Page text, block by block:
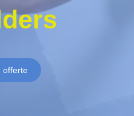
offerte